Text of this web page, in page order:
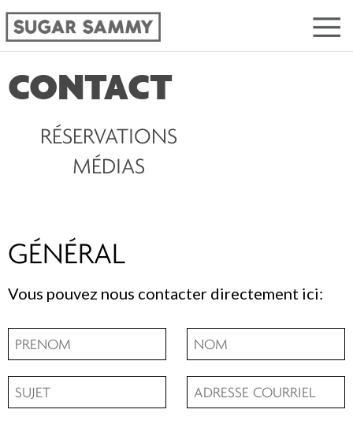
CONTACT
RÉSERVATIONS
MÉDIAS
GÉNÉRAL
Vous pouvez nous contacter directement ici: